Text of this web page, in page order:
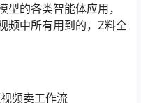
的各类智能体应用，
频中所有用到的，Z料全
频卖工作流